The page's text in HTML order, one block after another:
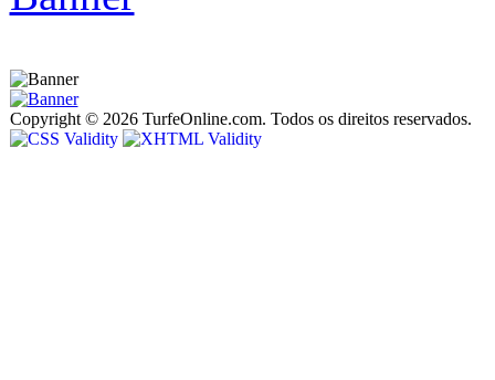
Copyright © 2026 TurfeOnline.com. Todos os direitos reservados.